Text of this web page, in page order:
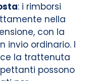
: i rimborsi
nella
con la
invio ordinario. I
la trattenuta
possono